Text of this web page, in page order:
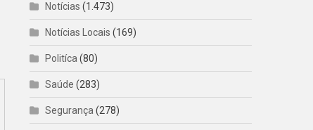
Notícias (1.473)
Notícias Locais (169)
Politíca (80)
Saúde (283)
Segurança (278)